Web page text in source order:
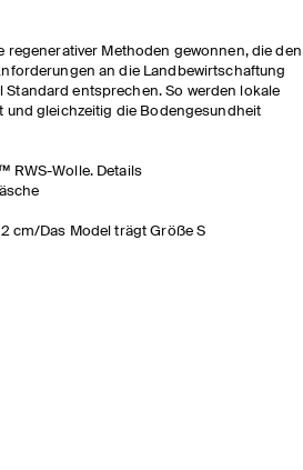
regenerativer Methoden gewonnen, die den
an die Landbewirtschaftung
entsprechen. So werden lokale
und gleichzeitig die Bodengesundheit
RWS-Wolle. Details
cm/Das Model trägt Größe S